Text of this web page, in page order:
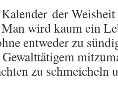
der
wird kaum ein
entweder zu
zu